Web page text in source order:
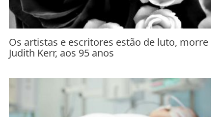
Os artistas e escritores estão de luto, morre
Judith Kerr, aos 95 anos